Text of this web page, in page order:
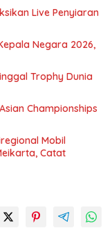
Live Penyiaran
Negara 2026,
Trophy Dunia
Championships
Mobil
Catat